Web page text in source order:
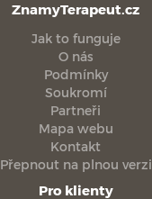
ZnamyTerapeut.cz
Jak to funguje
O nás
Podmínky
Soukromí
Partneři
Mapa webu
Kontakt
Přepnout na plnou verzi
Pro klienty